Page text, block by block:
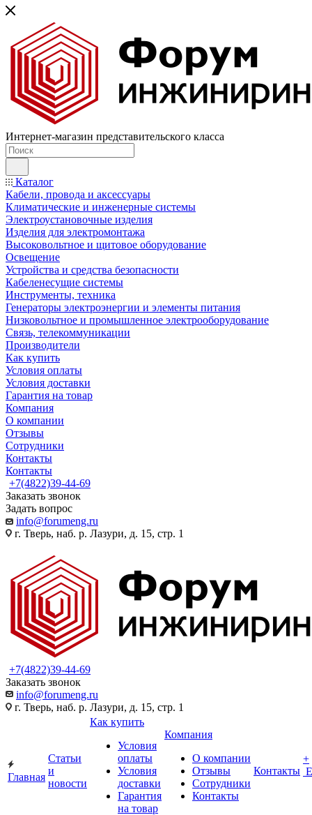
Интернет-магазин представительского класса
Каталог
Кабели, провода и аксессуары
Климатические и инженерные системы
Электроустановочные изделия
Изделия для электромонтажа
Высоковольтное и щитовое оборудование
Освещение
Устройства и средства безопасности
Кабеленесущие системы
Инструменты, техника
Генераторы электроэнергии и элементы питания
Низковольтное и промышленное электрооборудование
Связь, телекоммуникации
Производители
Как купить
Условия оплаты
Условия доставки
Гарантия на товар
Компания
О компании
Отзывы
Сотрудники
Контакты
Контакты
+7(4822)39-44-69
Заказать звонок
Задать вопрос
info@forumeng.ru
г. Тверь, наб. р. Лазури, д. 15, стр. 1
+7(4822)39-44-69
Заказать звонок
info@forumeng.ru
г. Тверь, наб. р. Лазури, д. 15, стр. 1
Главная
Статьи
и
новости
Как купить
Условия
оплаты
Условия
доставки
Гарантия
на товар
Компания
О компании
Отзывы
Сотрудники
Контакты
Контакты
+